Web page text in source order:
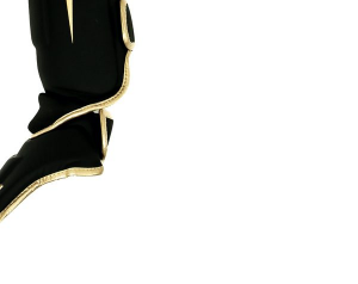
trapkussens
en pads